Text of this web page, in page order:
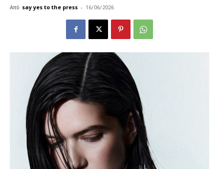
Από say yes to the press - 16/06/2026